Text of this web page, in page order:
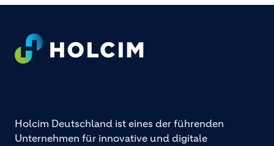
Footer
Holcim Deutschland ist eines der führenden
Unternehmen für innovative und digitale